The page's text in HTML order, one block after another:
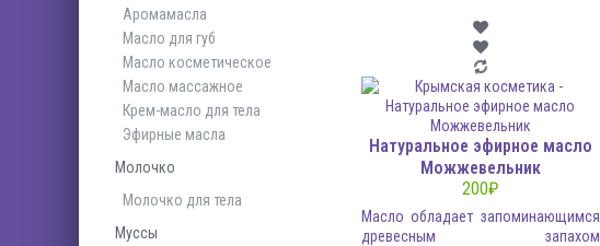
Натуральное эфирное масло
Можжевельник
200₽
Масло обладает запоминающимся
древесным запахом
Аромамасла
Масло для губ
Масло косметическое
Масло массажное
Крем-масло для тела
Эфирные масла
Молочко
Молочко для тела
Муссы